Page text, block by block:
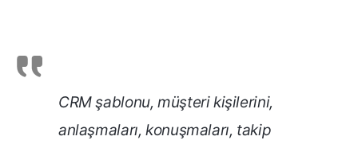
CRM şablonu, müşteri kişilerini,
anlaşmaları, konuşmaları, takip